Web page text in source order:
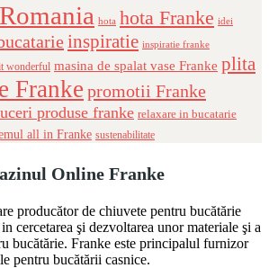
hota hota Franke idei
inspiratie inspiratie franke
wonderful masina de spalat vase Franke plita
Franke promotii Franke
produse franke relaxare in bucatarie
all in Franke sustenabilitate
Online Franke
producător de chiuvete pentru bucătărie
cercetarea şi dezvoltarea unor materiale şi a
bucătărie. Franke este principalul furnizor
pentru bucătării casnice.